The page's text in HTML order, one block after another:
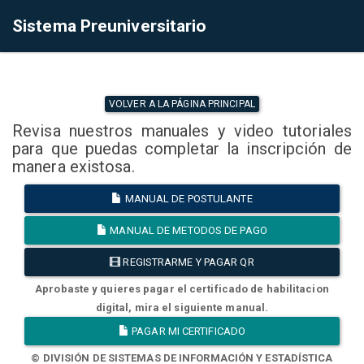
Sistema Preuniversitario
VOLVER A LA PÁGINA PRINCIPAL
Revisa nuestros manuales y video tutoriales
para que puedas completar la inscripción de
manera existosa.
MANUAL DE POSTULANTE
MANUAL DE METODOS DE PAGO
REGISTRARME Y PAGAR QR
Aprobaste y quieres pagar el certificado de habilitacion
digital, mira el siguiente manual.
PAGAR MI CERTIFICADO
© DIVISIÓN DE SISTEMAS DE INFORMACIÓN Y ESTADÍSTICA